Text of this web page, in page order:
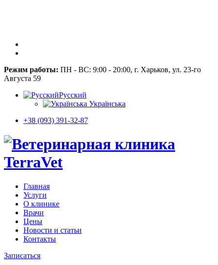
Режим работы: ПН - ВС: 9:00 - 20:00, г. Харьков, ул. 23-го
Августа 59
Русский
Українська
+38 (093) 391-32-87
Главная
Услуги
О клинике
Врачи
Цены
Новости и статьи
Контакты
Записаться